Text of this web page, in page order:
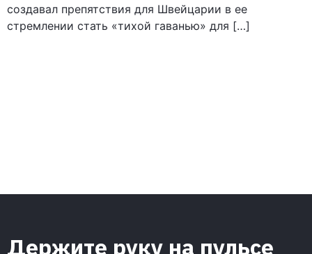
создавал препятствия для Швейцарии в ее
стремлении стать «тихой гаванью» для […]
Держите руку на пульсе